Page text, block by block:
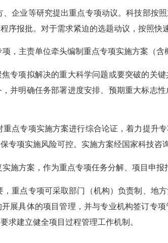
业等研究提出重点专项动议。科技部按
序报批。对于需求紧迫的选题动议，按照快
主责单位牵头编制重点专项实施方案（含
项拟解决的重大科学问题或要突破的关键
并明确任务部署进度安排、预期重大标志
专项实施方案进行综合论证，着力提升
专项实施风险可控。实施方案经国家科技咨
方案，作为重点专项任务分解、项目申报
点专项可采取部门（机构）负责制、地
展具体的项目管理，并与专业机构签订专
求建立健全项目过程管理工作机制。